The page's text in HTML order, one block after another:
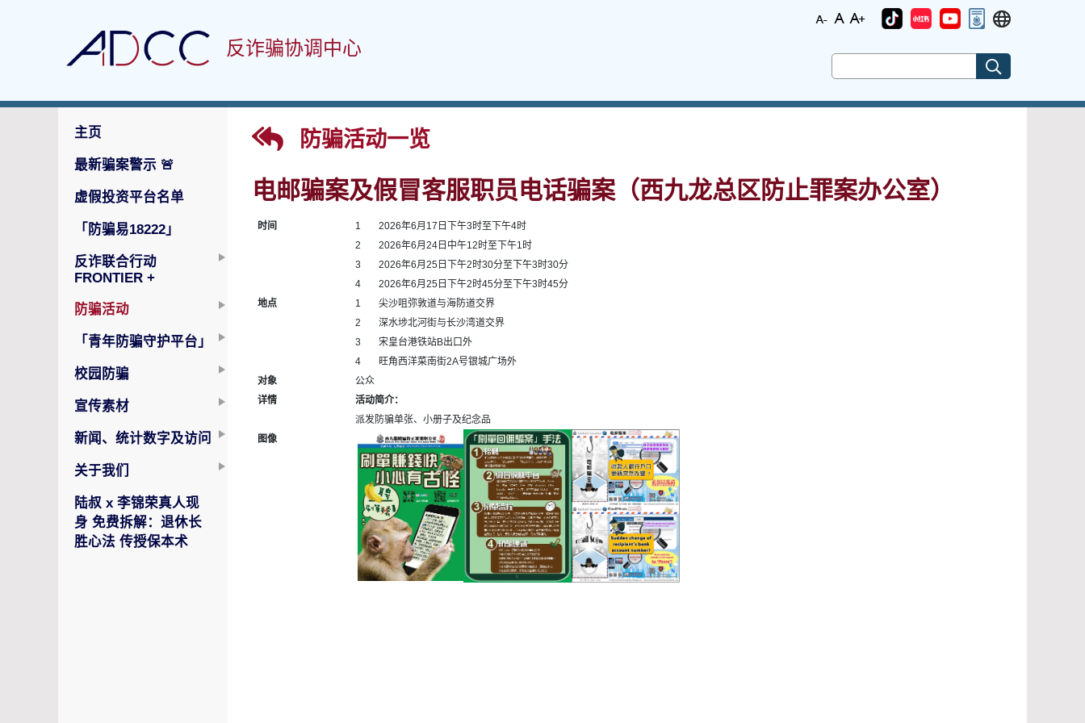
反诈骗协调中心
主页
最新骗案警示 🚨
虚假投资平台名单
「防骗易18222」
反诈联合行动
FRONTIER +
防骗活动
「青年防骗守护平台」
校园防骗
宣传素材
新闻、统计数字及访问
关于我们
陆叔 x 李锦荣真人现
身 免费拆解：退休长
胜心法 传授保本术
防骗活动一览
电邮骗案及假冒客服职员电话骗案（西九龙总区防止罪案办公室）
时间
1
2
3
4
2026年6月17日下午3时至下午4时
2026年6月24日中午12时至下午1时
2026年6月25日下午2时30分至下午3时30分
2026年6月25日下午2时45分至下午3时45分
地点
1
2
3
4
尖沙咀弥敦道与海防道交界
深水埗北河街与长沙湾道交界
宋皇台港铁站B出口外
旺角西洋菜南街2A号银城广场外
对象
公众
详情
活动简介：
派发防骗单张、小册子及纪念品
图像